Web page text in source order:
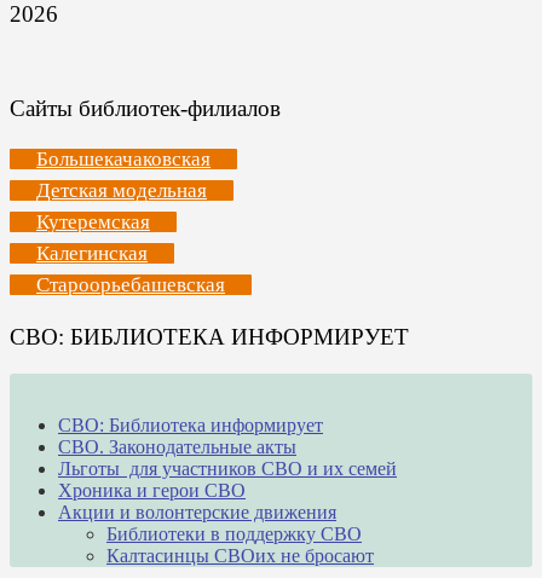
2026
Сайты библиотек-филиалов
Большекачаковская
Детская модельная
Кутеремская
Калегинская
Староорьебашевская
СВО: БИБЛИОТЕКА ИНФОРМИРУЕТ
СВО: Библиотека информирует
СВО. Законодательные акты
Льготы для участников СВО и их семей
Хроника и герои СВО
Акции и волонтерские движения
Библиотеки в поддержку СВО
Калтасинцы СВОих не бросают